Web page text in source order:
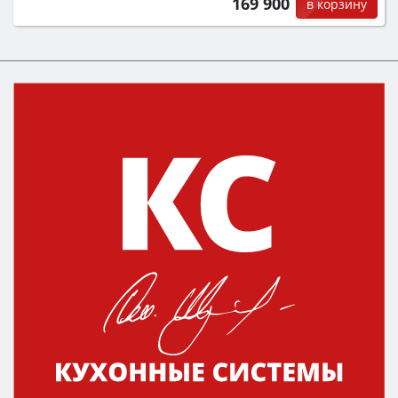
в корзину